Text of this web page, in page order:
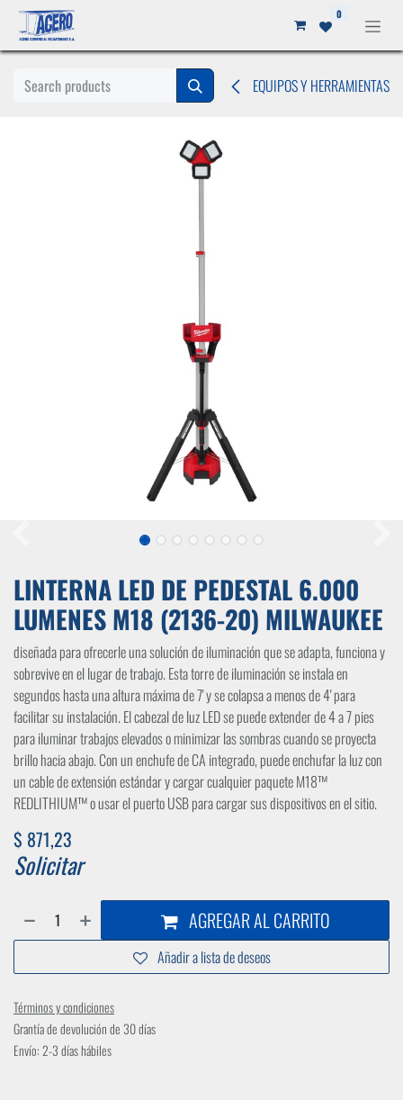
Ir al contenido 0
EQUIPOS Y HERRAMIENTAS
LINTERNA LED DE PEDESTAL 6.000
LUMENES M18 (2136-20) MILWAUKEE
diseñada para ofrecerle una solución de iluminación que se adapta, funciona y
sobrevive en el lugar de trabajo. Esta torre de iluminación se instala en
segundos hasta una altura máxima de 7' y se colapsa a menos de 4' para
facilitar su instalación. El cabezal de luz LED se puede extender de 4 a 7 pies
para iluminar trabajos elevados o minimizar las sombras cuando se proyecta
brillo hacia abajo. Con un enchufe de CA integrado, puede enchufar la luz con
un cable de extensión estándar y cargar cualquier paquete M18™
REDLITHIUM™ o usar el puerto USB para cargar sus dispositivos en el sitio.
$ 871,23
Solicitar
AGREGAR AL CARRITO
Añadir a lista de deseos
Términos y condiciones
Grantía de devolución de 30 días
Envío: 2-3 días hábiles